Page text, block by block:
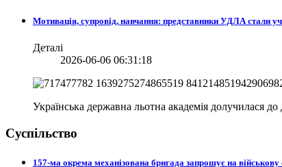
Мотивація, супровід, навчання: представники УДЛА стали
Деталі
2026-06-06 06:31:18
Українська державна льотна академія долучилася
Суспільство
157-ма окрема механізована бригада запрошує на